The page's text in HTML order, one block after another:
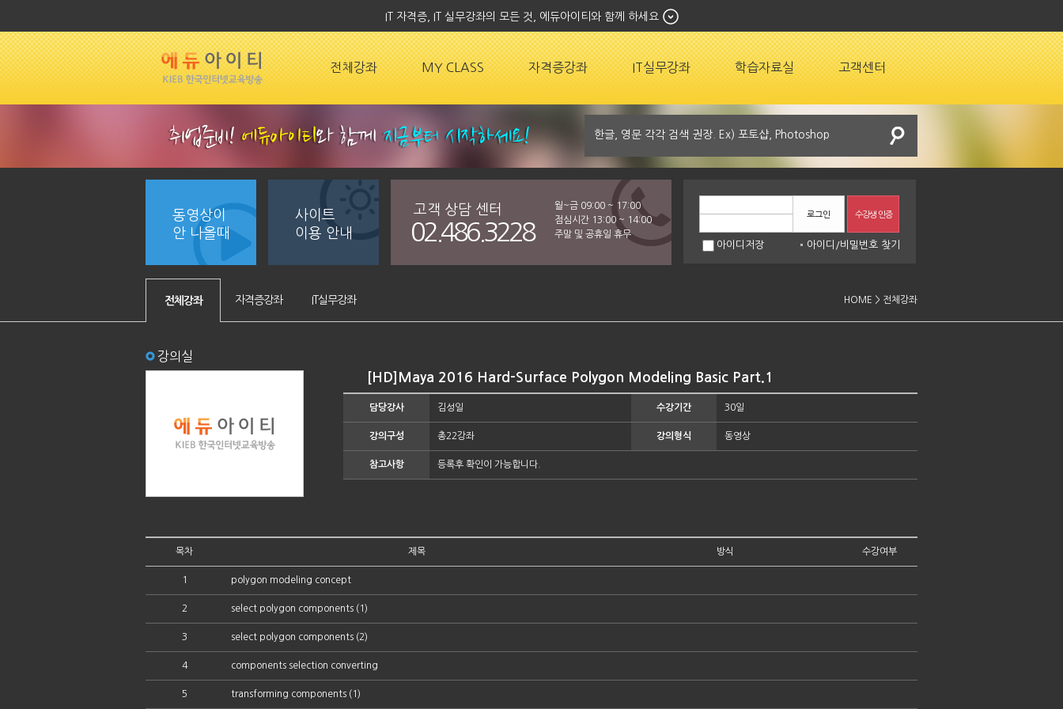
IT 자격증, IT 실무강좌의 모든 것, 에듀아이티와 함께 하세요
전체강좌 MY CLASS 자격증강좌 IT실무강좌 학습자료실 고객센터
동영상이
안 나올때
사이트
이용 안내
고객 상담 센터
02.486.3228
월~금 09:00 ~ 17:00
점심시간 13:00 ~ 14:00
주말 및 공휴일 휴무
로그인 수강생 인증
아이디저장 아이디 /비밀번호 찾기
전체강좌 자격증강좌 IT실무강좌 HOME > 전체강좌
강의실
[HD]Maya 2016 Hard-Surface Polygon Modeling Basic Part.1
담당강사 김성일 수강기간 30일
강의구성 총22강좌 강의형식 동영상
참고사항 등록후 확인이 가능합니다.
목차 제목 방식 수강여부
1 polygon modeling concept
2 select polygon components (1)
3 select polygon components (2)
4 components selection converting
5 transforming components (1)